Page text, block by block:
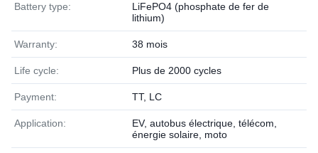
Battery type:
LiFePO4 (phosphate de fer de
lithium)
Warranty: 38 mois
Life cycle: Plus de 2000 cycles
Payment: TT, LC
Application:
EV, autobus électrique, télécom,
énergie solaire, moto